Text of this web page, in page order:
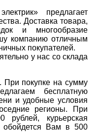
предлагает
Доставка товара,
и многообразие
компанию отличным
покупателей.
у нас со склада
покупке на сумму
бесплатную
и удобные условия
регионы. При
курьерская
обойдется Вам в 500